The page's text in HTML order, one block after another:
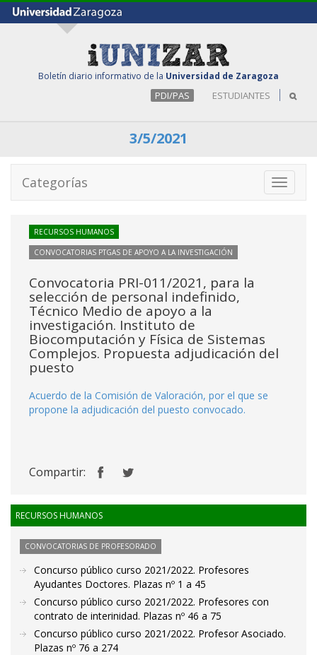
Boletín diario informativo de la Universidad de Zaragoza
PDI/PAS ESTUDIANTES
3/5/2021
Toggle
Categorías
RECURSOS HUMANOS
CONVOCATORIAS PTGAS DE APOYO A LA INVESTIGACIÓN
Convocatoria PRI-011/2021, para la
selección de personal indefinido,
Técnico Medio de apoyo a la
investigación. Instituto de
Biocomputación y Física de Sistemas
Complejos. Propuesta adjudicación del
puesto
Acuerdo de la Comisión de Valoración, por el que se
propone la adjudicación del puesto convocado.
Compartir:
RECURSOS HUMANOS
CONVOCATORIAS DE PROFESORADO
Concurso público curso 2021/2022. Profesores
Ayudantes Doctores. Plazas nº 1 a 45
Concurso público curso 2021/2022. Profesores con
contrato de interinidad. Plazas nº 46 a 75
Concurso público curso 2021/2022. Profesor Asociado.
Plazas nº 76 a 274